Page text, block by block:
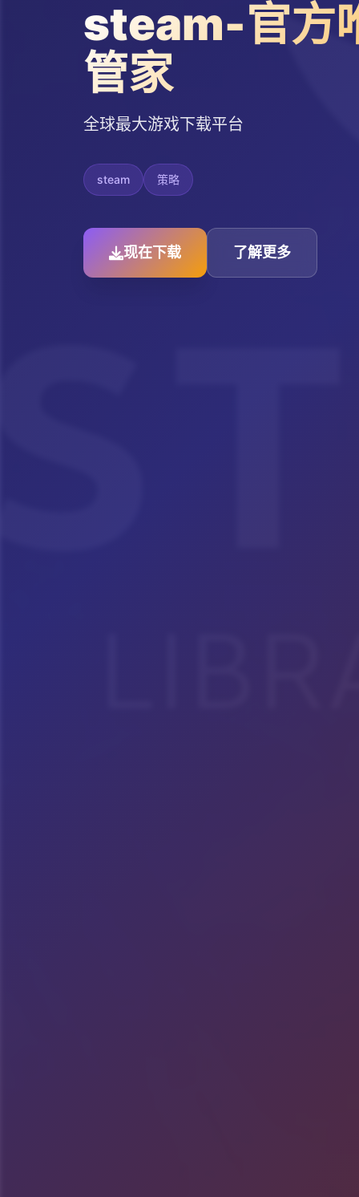
steam-官方
管家
全球最大游戏下载平台
steam 策略
现在下载 了解更多